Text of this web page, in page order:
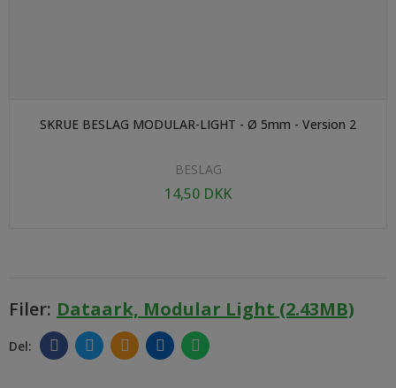
LÆG I KURV
SKRUE BESLAG MODULAR-LIGHT - Ø 5mm - Version 2
BESLAG
14,50 DKK
Filer: Dataark, Modular Light (2.43MB)